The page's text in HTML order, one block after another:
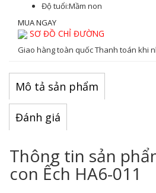
Độ tuổi:Mầm non
MUA NGAY
SƠ ĐỒ CHỈ ĐƯỜNG
Giao hàng toàn quốcThanh toán khi
Mô tả sản phẩm
Đánh giá
Thông tin sản
con Ếch HA6-011